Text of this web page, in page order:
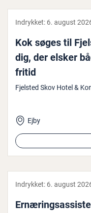
Indrykket: 6. august
Kok søges til
dig, der elsker
fritid
Fjelsted Skov Hotel &
Ejby
Indrykket: 6. august